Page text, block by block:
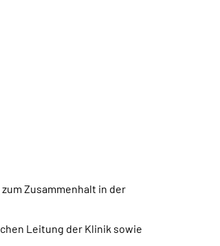
Zusammenhalt in der
Leitung der Klinik sowie